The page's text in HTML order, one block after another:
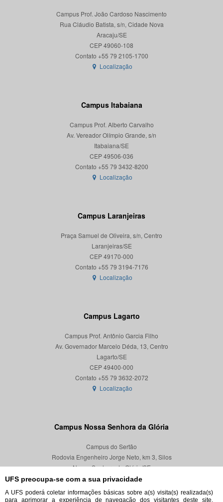
UFS preocupa-se com a sua privacidade
A UFS poderá coletar informações básicas sobre a(s) visita(s) realizada(s)
para aprimorar a experiência de navegação dos visitantes deste site,
Campus Prof. João Cardoso Nascimento
Rua Cláudio Batista, s/n, Cidade Nova
Aracaju/SE
CEP 49060-108
Localização
Campus Itabaiana
Campus Prof. Alberto Carvalho
Av. Vereador Olímpio Grande, s/n
Itabaiana/SE
CEP 49506-036
Localização
Campus Laranjeiras
Praça Samuel de Oliveira, s/n, Centro
Laranjeiras/SE
CEP 49170-000
Localização
Campus Lagarto
Campus Prof. Antônio Garcia Filho
Av. Governador Marcelo Déda, 13, Centro
Lagarto/SE
CEP 49400-000
Localização
Campus Nossa Senhora da Glória
Campus do Sertão
Rodovia Engenheiro Jorge Neto, km 3, Silos
Nossa Senhora da Glória/SE
CEP 49680-000
Localização